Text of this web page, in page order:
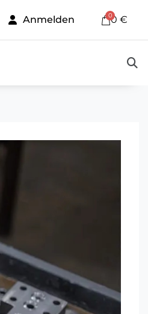
Anmelden 0 €